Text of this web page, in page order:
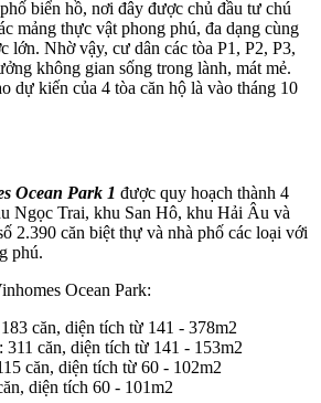
biển hồ, nơi đây được chủ đầu tư chú
mảng thực vật phong phú, đa dạng cùng
lớn. Nhờ vậy, cư dân các tòa P1, P2, P3,
không gian sống trong lành, mát mẻ.
dự kiến của 4 tòa căn hộ là vào tháng 10
Ocean Park 1 được quy hoạch thành 4
Ngọc Trai, khu San Hô, khu Hải Âu và
2.390 căn biệt thự và nhà phố các loại với
phú.
Ocean Park:
căn, diện tích từ 141 - 378m2
311 căn, diện tích từ 141 - 153m2
căn, diện tích từ 60 - 102m2
diện tích 60 - 101m2